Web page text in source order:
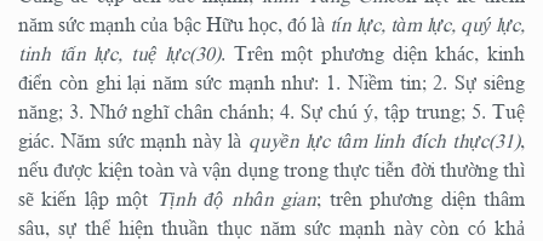
năm sức mạnh của bậc Hữu học, đó là tín lực, tàm lực, quý lực,
tinh tấn lực, tuệ lực(30). Trên một phương diện khác, kinh
điển còn ghi lại năm sức mạnh như: 1. Niềm tin; 2. Sự siêng
năng; 3. Nhớ nghĩ chân chánh; 4. Sự chú ý, tập trung; 5. Tuệ
giác. Năm sức mạnh này là quyền lực tâm linh đích thực(31),
nếu được kiện toàn và vận dụng trong thực tiễn đời thường thì
sẽ kiến lập một Tịnh độ nhân gian; trên phương diện thâm
sâu, sự thể hiện thuần thục năm sức mạnh này còn có khả